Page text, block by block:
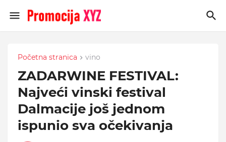
Početna stranica vino
ZADARWINE FESTIVAL:
Najveći vinski festival
Dalmacije još jednom
ispunio sva očekivanja